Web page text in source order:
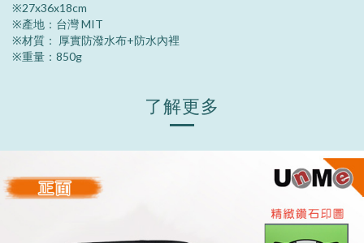
※27x36x18cm
※產地：台灣 MIT
※材質： 厚實防潑水布+防水內裡
※重量：850g
了解更多